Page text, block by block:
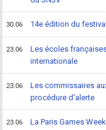
30.06 14e édition du
23.06
Les écoles
internationale
23.06
Les commissaires
procédure d'alerte
23.06 La Paris Games